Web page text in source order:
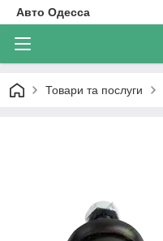
Авто Одесса
Товари та послуги